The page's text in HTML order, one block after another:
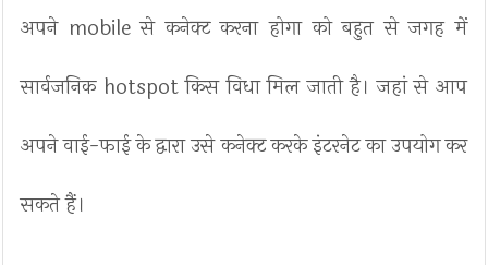
अपने mobile से कनेक्ट करना होगा को बहुत से जगह में
सार्वजनिक hotspot किस विधा मिल जाती है। जहां से आप
अपने वाई-फाई के द्वारा उसे कनेक्ट करके इंटरनेट का उपयोग कर
सकते हैं।